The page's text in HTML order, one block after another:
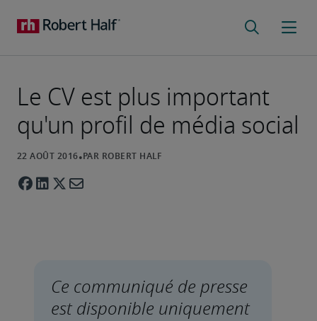
Le CV est plus important
qu'un profil de média social
Ce communiqué de presse
est disponible uniquement